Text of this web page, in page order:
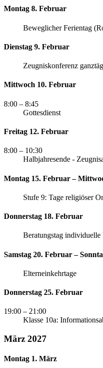
Montag 8. Februar
Beweglicher Ferientag
Dienstag 9. Februar
Zeugniskonferenz
Mittwoch 10. Februar
8:00 – 8:45
Gottesdienst
Freitag 12. Februar
8:00 – 10:30
Halbjahresende -
Montag 15. Februar –
Stufe 9: Tage religiöser
Donnerstag 18. Februar
Beratungstag individuelle
Samstag 20. Februar –
Elterneinkehrtage
Donnerstag 25. Februar
19:00 – 21:00
Klasse 10a:
März 2027
Montag 1. März